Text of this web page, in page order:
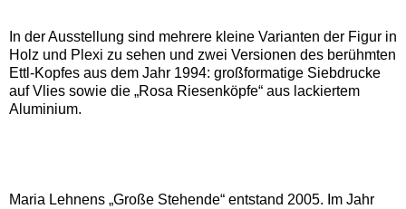
In der Ausstellung sind mehrere kleine Varianten der Figur in
Holz und Plexi zu sehen und zwei Versionen des berühmten
Ettl-Kopfes aus dem Jahr 1994: großformatige Siebdrucke
auf Vlies sowie die „Rosa Riesenköpfe“ aus lackiertem
Aluminium.
Maria Lehnens „Große Stehende“ entstand 2005. Im Jahr